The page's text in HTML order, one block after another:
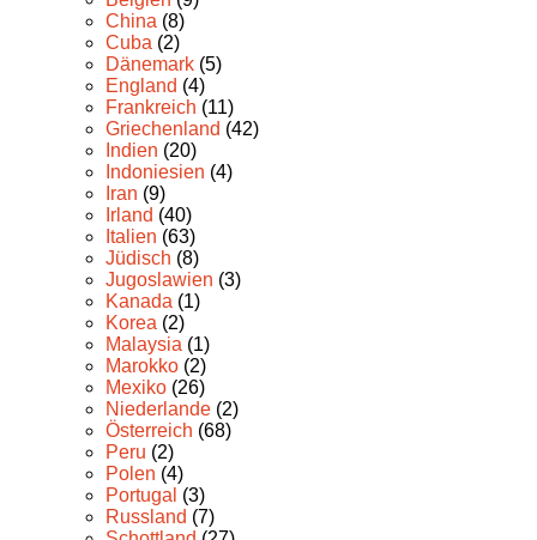
China (8)
Cuba (2)
Dänemark (5)
England (4)
Frankreich (11)
Griechenland (42)
Indien (20)
Indoniesien (4)
Iran (9)
Irland (40)
Italien (63)
Jüdisch (8)
Jugoslawien (3)
Kanada (1)
Korea (2)
Malaysia (1)
Marokko (2)
Mexiko (26)
Niederlande (2)
Österreich (68)
Peru (2)
Polen (4)
Portugal (3)
Russland (7)